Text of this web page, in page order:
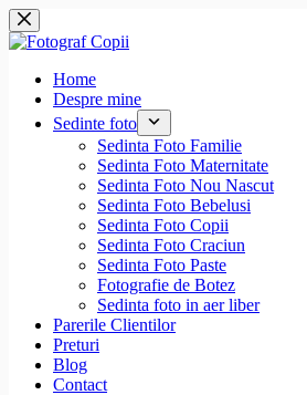
Sari
la
conținut
Home
Despre mine
Sedinte foto
Sedinta Foto Familie
Sedinta Foto Maternitate
Sedinta Foto Nou Nascut
Sedinta Foto Bebelusi
Sedinta Foto Copii
Sedinta Foto Craciun
Sedinta Foto Paste
Fotografie de Botez
Sedinta foto in aer liber
Parerile Clientilor
Preturi
Blog
Contact